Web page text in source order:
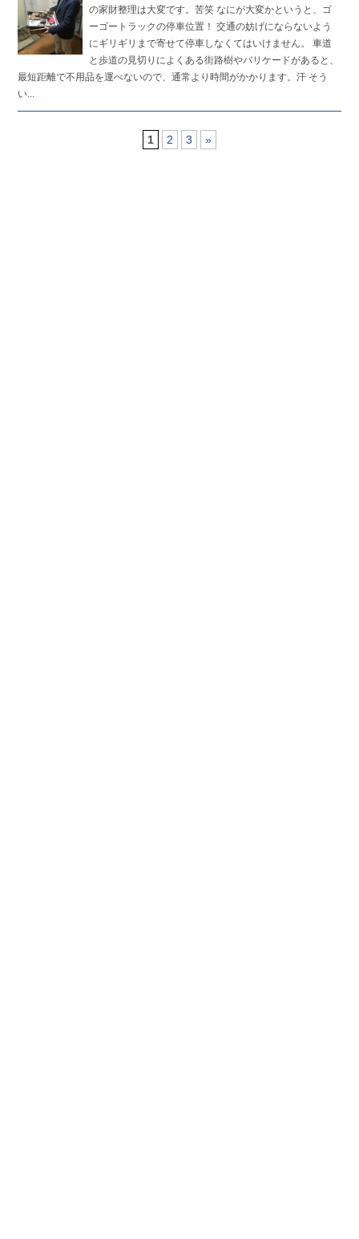
の家財整理は大変です。苦笑 なにが大変かというと、ゴ
ーゴートラックの停車位置！ 交通の妨げにならないよう
にギリギリまで寄せて停車しなくてはいけません。 車道
と歩道の見切りによくある街路樹やバリケードがあると、
最短距離で不用品を運べないので、通常より時間がかかります。汗 そう
い...
1 2 3 »